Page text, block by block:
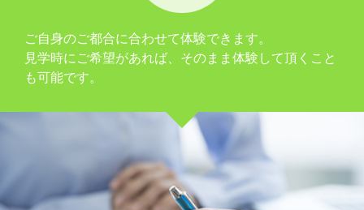
ご自身のご都合に合わせて体験できます。
見学時にご希望があれば、そのまま体験して頂くこと
も可能です。